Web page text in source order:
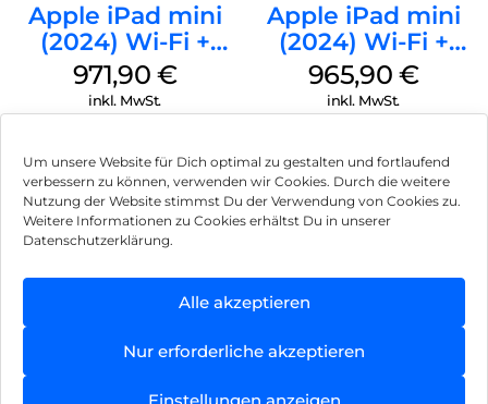
Um unsere Website für Dich optimal zu gestalten und fortlaufend
verbessern zu können, verwenden wir Cookies. Durch die weitere
Nutzung der Website stimmst Du der Verwendung von Cookies zu.
Weitere Informationen zu Cookies erhältst Du in unserer
Datenschutzerklärung.
Alle akzeptieren
Nur erforderliche akzeptieren
Einstellungen anzeigen
Apple iPad mini
(2024) Wi-Fi +
Cellular 128 GB
Space Grau
971,90 €
inkl. MwSt.
Apple iPad mini
(2024) Wi-Fi +
Cellular 256 GB
Space Grau
965,90 €
inkl. MwSt.
Impressum
Hinweis zur Batterieentsorgung